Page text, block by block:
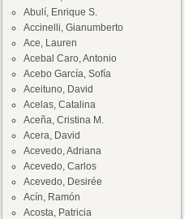
Abulí, Enrique S.
Accinelli, Gianumberto
Ace, Lauren
Acebal Caro, Antonio
Acebo García, Sofía
Aceituno, David
Acelas, Catalina
Aceña, Cristina M.
Acera, David
Acevedo, Adriana
Acevedo, Carlos
Acevedo, Desirée
Acín, Ramón
Acosta, Patricia